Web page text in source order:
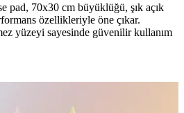
pad, 70x30 cm büyüklüğü, şık açık
özellikleriyle öne çıkar.
yüzeyi sayesinde güvenilir kullanım